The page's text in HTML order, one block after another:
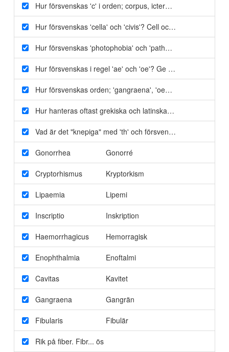
Hur försvenskas 'c' i orden; corpus, icterus och cardia?
Hur försvenskas 'cella' och 'civis'? Cell och civil
Hur försvenskas 'photophobia' och 'pathogenesis'?
Hur försvenskas i regel 'ae' och 'oe'? Ge exempel.
Hur försvenskas orden; 'gangraena', 'oedema' och 'oestro'?
Hur hanteras oftast grekiska och latinska ändelser vid
Vad är det "knepiga" med 'th' och försvenskning?
Gonorrhea Gonorré
Cryptorhismus Kryptorkism
Lipaemia Lipemi
Inscriptio Inskription
Haemorrhagicus Hemorragisk
Enophthalmia Enoftalmi
Cavitas Kavitet
Gangraena Gangrän
Fibularis Fibulär
Rik på fiber. Fibr... ös